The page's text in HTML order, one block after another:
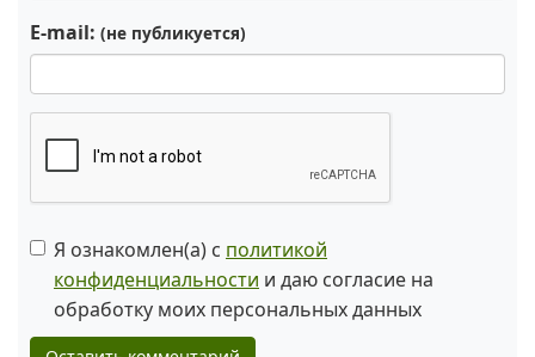
E-mail: (не публикуется)
Я ознакомлен(а) с политикой
конфиденциальности и даю согласие на
обработку моих персональных данных